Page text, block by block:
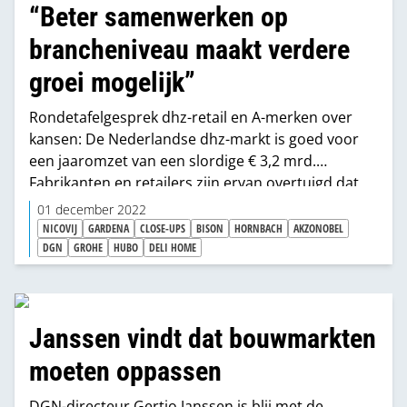
“Beter samenwerken op
brancheniveau maakt verdere
groei mogelijk”
Rondetafelgesprek dhz-retail en A-merken over
kansen: De Nederlandse dhz-markt is goed voor
een jaaromzet van een slordige € 3,2 mrd.
Fabrikanten en retailers zijn ervan overtuigd dat
die markt kan groeien en onderkennen ook dat
intensievere samenwerking een voorwaarde is
voor die groei. Over de invulling van die
samenwerking verschillen ze nog wel van mening,
zo blijkt tijdens een rondetafelgesprek.
01 december 2022
NICOVIJ GARDENA CLOSE-UPS BISON HORNBACH
AKZONOBEL
DGN
GROHE HUBO DELI HOME
Janssen vindt dat bouwmarkten
moeten oppassen